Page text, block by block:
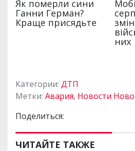
Категории: ДТП
Метки: Авария, Новости
Поделиться:
ЧИТАЙТЕ ТАКЖЕ